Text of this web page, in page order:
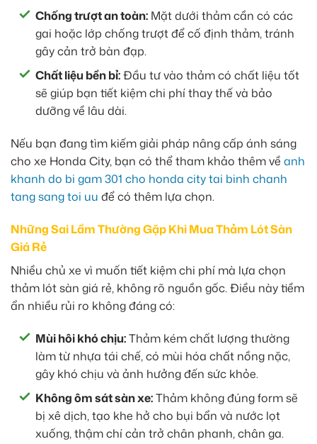
Chống trượt an toàn: Mặt dưới thảm cần có các
gai hoặc lớp chống trượt để cố định thảm, tránh
gây cản trở bàn đạp.
Chất liệu bền bỉ:Đầu tư vào thảm có chất liệu tốt
sẽ giúp bạn tiết kiệm chi phí thay thế và bảo
dưỡng về lâu dài.
Nếu bạn đang tìm kiếm giải pháp nâng cấp ánh sáng
cho xe Honda City, bạn có thể tham khảo thêm về anh
khanh do bi gam 301 cho honda city tai binh chanh
tang sang toi uu để có thêm lựa chọn.
Những Sai Lầm Thường Gặp Khi Mua Thảm Lót Sàn
Giá Rẻ
Nhiều chủ xe vì muốn tiết kiệm chi phí mà lựa chọn
thảm lót sàn giá rẻ, không rõ nguồn gốc. Điều này tiềm
ẩn nhiều rủi ro không đáng có:
Mùi hôi khó chịu:Thảm kém chất lượng thường
làm từ nhựa tái chế, có mùi hóa chất nồng nặc,
gây khó chịu và ảnh hưởng đến sức khỏe.
Không ôm sát sàn xe:Thảm không đúng form sẽ
bị xê dịch, tạo khe hở cho bụi bẩn và nước lọt
xuống, thậm chí cản trở chân phanh, chân ga.